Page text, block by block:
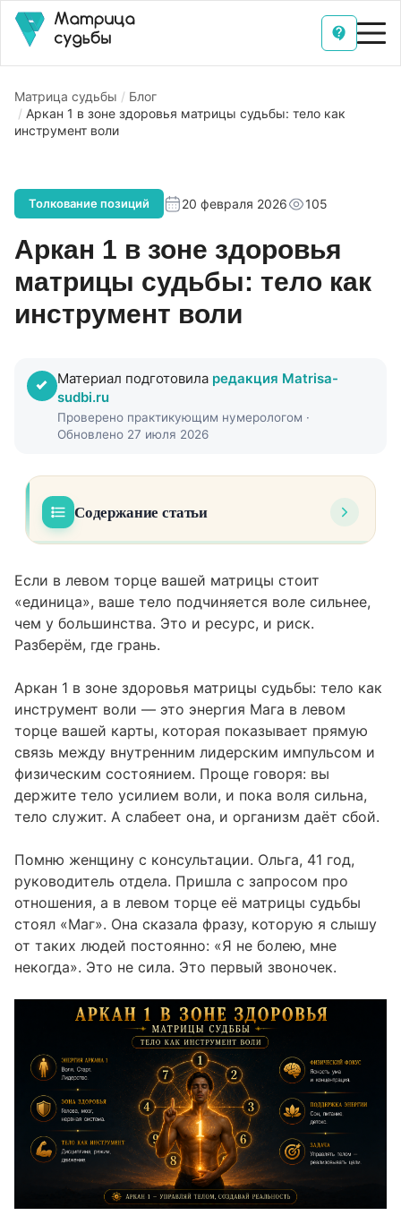
Матрица судьбы
Блог
Аркан 1 в зоне здоровья матрицы судьбы: тело как
инструмент воли
Толкование позиций 20 февраля 2026 105
Аркан 1 в зоне здоровья
матрицы судьбы: тело как
инструмент воли
Материал подготовила редакция Matrisa-
sudbi.ru
Проверено практикующим нумерологом ·
Обновлено 27 июля 2026
Содержание статьи
тут энергия Мага
02 Расшифровка: что значит «единица» в этой
позиции
на практике
04 Как это проявляется в реальных историях
05 Проработка аркана Маг в зоне здоровья:
как перевести энергию в плюс
Почему важно читать всю матрицу судьбы
целиком
07 Как энергия здоровья связана с
отношениями и жизненным путём
Сравнение: «единица» в плюсе и в минусе
Если в левом торце вашей матрицы стоит
«единица», ваше тело подчиняется воле сильнее,
чем у большинства. Это и ресурс, и риск.
Разберём, где грань.
Аркан 1 в зоне здоровья матрицы судьбы: тело как
инструмент воли — это энергия Мага в левом
торце вашей карты, которая показывает прямую
связь между внутренним лидерским импульсом и
физическим состоянием. Проще говоря: вы
держите тело усилием воли, и пока воля сильна,
тело служит. А слабеет она, и организм даёт сбой.
Помню женщину с консультации. Ольга, 41 год,
руководитель отдела. Пришла с запросом про
отношения, а в левом торце её матрицы судьбы
стоял «Маг». Она сказала фразу, которую я слышу
от таких людей постоянно: «Я не болею, мне
некогда». Это не сила. Это первый звоночек.